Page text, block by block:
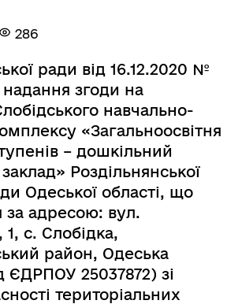
286
ради від 16.12.2020 №
згоди на
навчально-
«Загальноосвітня
– дошкільний
Роздільнянської
Одеської області, що
за адресою: вул.
с. Слобідка,
район, Одеська
ЄДРПОУ 25037872) зі
територіальних